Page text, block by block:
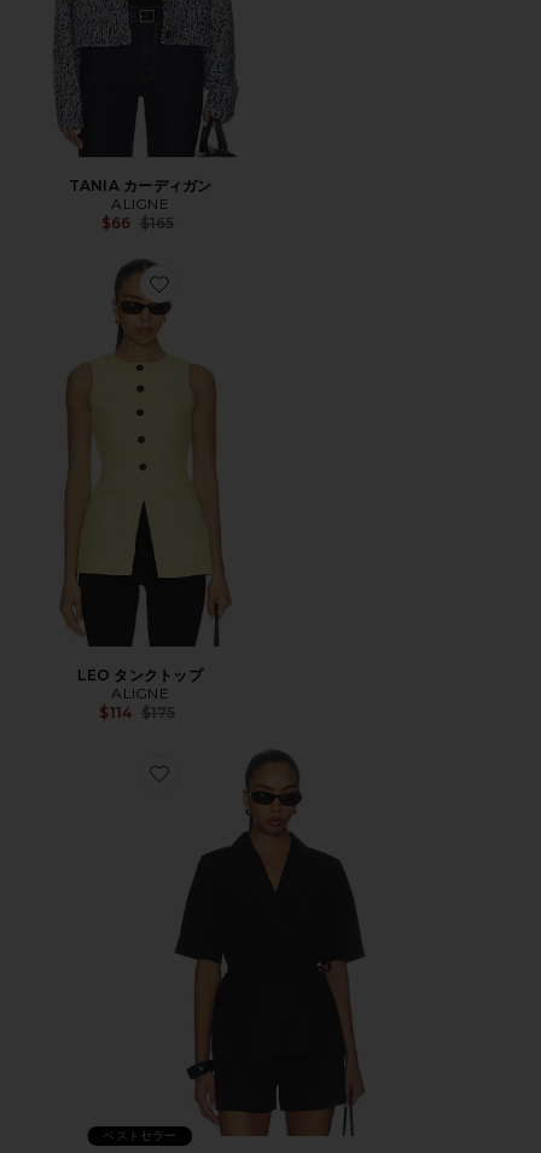
TANIA カーディガン
ALIGNE
$66 Previous price:
$165
Favorite LEO タンクトップ
LEO タンクトップ
ALIGNE
$114 Previous price:
$175
Favorite CARRIE リネン混ブレザー
ベストセラー